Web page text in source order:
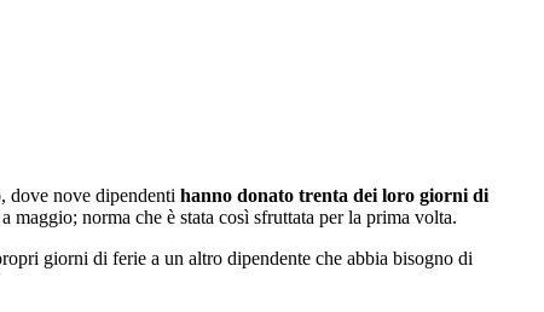
dove nove dipendenti hanno donato trenta dei loro giorni di
norma che è stata così sfruttata per la prima volta.
giorni di ferie a un altro dipendente che abbia bisogno di